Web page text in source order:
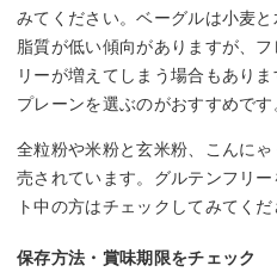
みてください。ベーグルは小麦
脂質が低い傾向がありますが、
リーが増えてしまう場合もあり
プレーンを選ぶのがおすすめです
全粒粉や米粉と玄米粉、こんに
売されています。グルテンフリ
ト中の方はチェックしてみてくだ
保存方法・賞味期限をチェック